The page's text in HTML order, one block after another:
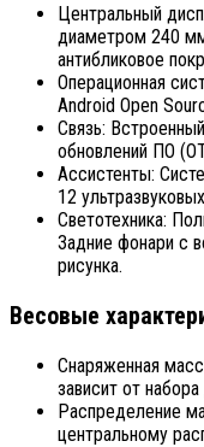
Центральный
диаметром 240
антибликовое
Операционная
Android Open
Связь:
обновлений ПО
Ассистенты:
12
Светотехника:
Задние фонари с
рисунка.
Весовые
Снаряженная
зависит от
Распределение
центральному